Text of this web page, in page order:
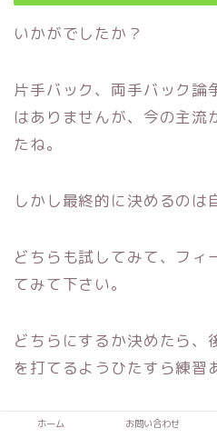
いかがでしたか？
片手バック、 両手バック論
はありませんが、 今の主流
たね。
しかし最終的に決めるのは
どちらも試してみて、フィ
てみて下さい。
どちらにするか決めたら、
を打てるようひたすら練習
「量から質は生まれる」
ホーム お問い合わせ